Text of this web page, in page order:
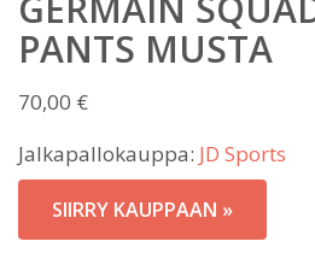
PANTS MUSTA
70,00 €
Jalkapallokauppa: JD Sports
SIIRRY KAUPPAAN »